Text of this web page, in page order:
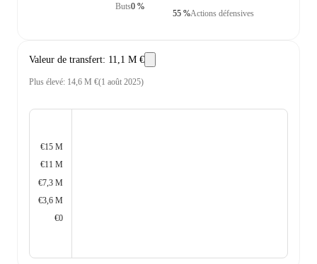
Buts0 %
Actions défensives
55 %
Valeur de transfert: 11,1 M €
Plus élevé: 14,6 M €(1 août 2025)
€15 M
€11 M
€7,3 M
€3,6 M
€0